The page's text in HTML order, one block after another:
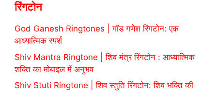
रिंगटोन
God Ganesh Ringtones | गॉड गणेश रिंगटोन: एक
आध्यात्मिक स्पर्श
Shiv Mantra Ringtone | शिव मंत्र रिंगटोन : आध्यात्मिक
शक्ति का मोबाइल में अनुभव
Shiv Stuti Ringtone | शिव स्तुति रिंगटोन: शिव भक्ति की